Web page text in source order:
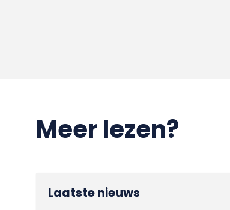
Meer lezen?
Laatste nieuws